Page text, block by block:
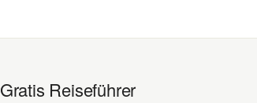
Gratis Reiseführer